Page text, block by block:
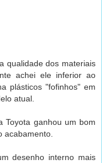
qualidade dos materiais
achei ele inferior ao
plásticos "fofinhos" em
atual.
Toyota ganhou um bom
acabamento.
desenho interno mais